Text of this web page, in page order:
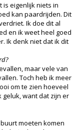
is eigenlijk niets in
kan paardrijden. Dit
Ik doe dit al
en ik weet heel goed
Ik denk niet dat ik dit
maar vele van
Toch heb ik meer
om te zien hoeveel
geluk, want dat zijn er
moeten komen